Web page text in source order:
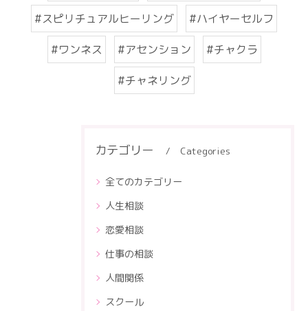
#スピリチュアルヒーリング #ハイヤーセルフ
#ワンネス #アセンション #チャクラ
#チャネリング
カテゴリー Categories
全てのカテゴリー
人生相談
恋愛相談
仕事の相談
人間関係
スクール